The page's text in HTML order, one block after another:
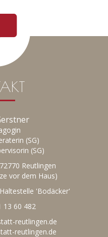
(SG)
(SG)
Reutlingen
vor dem Haus)
'Bodäcker'
13 60 482
reutlingen.de
reutlingen.de